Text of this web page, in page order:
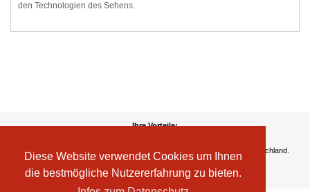
Diese Website verwendet Cookies um Ihnen
die bestmögliche Nutzererfahrung zu bieten.
den Technologien des Sehens.
Ihre Vorteile:
Wir liefern kostenlos ab EUR 50,- Bestellwert nach Österreich und Deutschland.
Zahlungsarten
Wir akzeptieren Kreditkarte, PayPal, Sofortüberweisung